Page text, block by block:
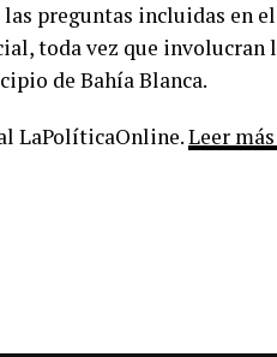
preguntas incluidas en
toda vez que involucran
de Bahía Blanca.
LaPolíticaOnline.Leer más